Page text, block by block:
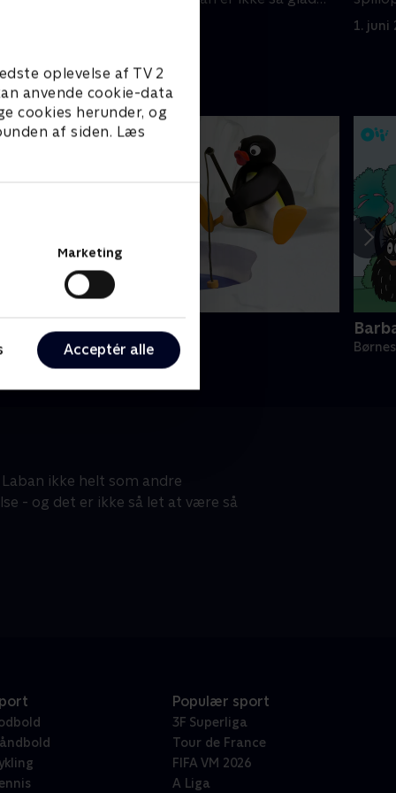
oplevelse af TV 2
anvende cookie-data
cookies herunder, og
af siden. Læs
Marketing
Acceptér alle
for
1. juni
• 6 sæsoner
ikke helt som andre
- og det er ikke så let at være så
Populær sport
3F Superliga
Tour de France
FIFA VM 2026
A Liga